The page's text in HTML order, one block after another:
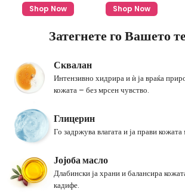
Shop Now Shop Now
Затегнете го Вашето
Сквалан
Интензивно хидрира и ѝ ја враќа
кожата – без мрсен чувство.
Глицерин
Го задржува влагата и ја прави
Јојоба масло
Длабински ја храни и балансира
кадифе.